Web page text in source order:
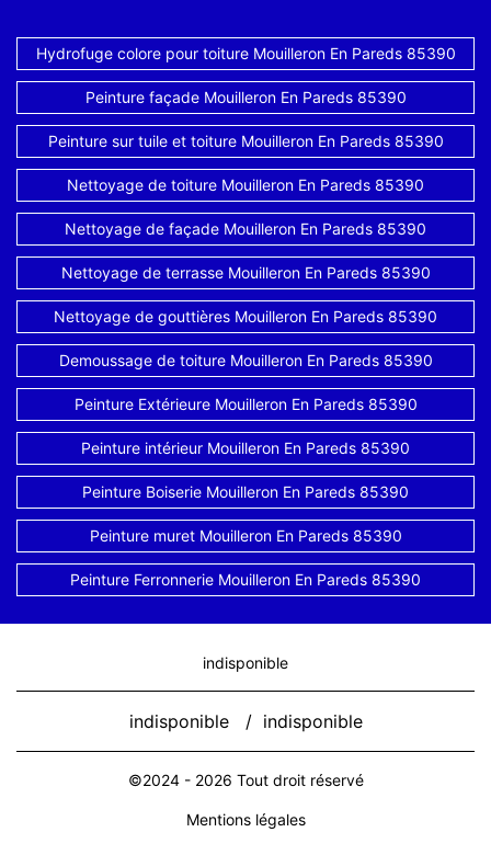
Hydrofuge colore pour toiture Mouilleron En Pareds 85390
Peinture façade Mouilleron En Pareds 85390
Peinture sur tuile et toiture Mouilleron En Pareds 85390
Nettoyage de toiture Mouilleron En Pareds 85390
Nettoyage de façade Mouilleron En Pareds 85390
Nettoyage de terrasse Mouilleron En Pareds 85390
Nettoyage de gouttières Mouilleron En Pareds 85390
Demoussage de toiture Mouilleron En Pareds 85390
Peinture Extérieure Mouilleron En Pareds 85390
Peinture intérieur Mouilleron En Pareds 85390
Peinture Boiserie Mouilleron En Pareds 85390
Peinture muret Mouilleron En Pareds 85390
Peinture Ferronnerie Mouilleron En Pareds 85390
indisponible
indisponible / indisponible
©2024 - 2026 Tout droit réservé
Mentions légales